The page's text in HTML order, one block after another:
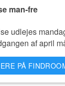
man-fre
udlejes
af april
PÅ